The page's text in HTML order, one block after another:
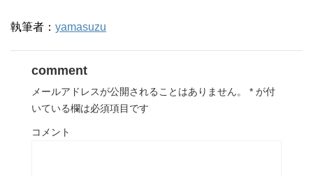
執筆者： yamasuzu
comment
メールアドレスが公開されることはありません。 * が付
いている欄は必須項目です
コメント